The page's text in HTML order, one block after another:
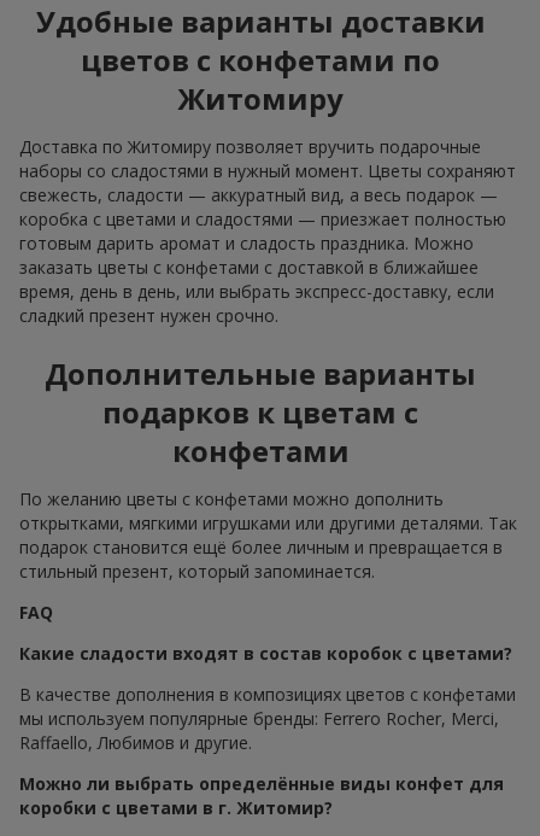
Удобные варианты доставки
цветов с конфетами по
Житомиру
Доставка по Житомиру позволяет вручить подарочные
наборы со сладостями в нужный момент. Цветы сохраняют
свежесть, сладости — аккуратный вид, а весь подарок —
коробка с цветами и сладостями — приезжает полностью
готовым дарить аромат и сладость праздника. Можно
заказать цветы с конфетами с доставкой в ближайшее
время, день в день, или выбрать экспресс-доставку, если
сладкий презент нужен срочно.
Дополнительные варианты
подарков к цветам с
конфетами
По желанию цветы с конфетами можно дополнить
открытками, мягкими игрушками или другими деталями. Так
подарок становится ещё более личным и превращается в
стильный презент, который запоминается.
FAQ
Какие сладости входят в состав коробок с цветами?
В качестве дополнения в композициях цветов с конфетами
мы используем популярные бренды: Ferrero Rocher, Merci,
Raffaello, Любимов и другие.
Можно ли выбрать определённые виды конфет для
коробки с цветами в г. Житомир?